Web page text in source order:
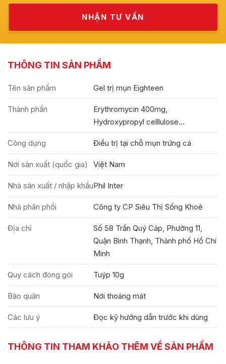
THÔNG TIN SẢN PHẨM
Tên sản phẩm Gel trị mụn Eighteen
Thành phần
Erythromycin 400mg,
Hydroxypropyl celllulose...
Công dụng Điều trị tại chỗ mụn trứng cá
Nơi sản xuất (quốc gia) Việt Nam
Nhà sản xuất / nhập khẩuPhil Inter
Nhà phân phối Công ty CP Siêu Thị Sống Khoẻ
Địa chỉ
Số 58 Trần Quý Cáp, Phường 11,
Quận Bình Thạnh, Thành phố Hồ Chí
Minh
Quy cách đóng gói Tuýp 10g
Bảo quản Nơi thoáng mát
Các lưu ý Đọc kỹ hướng dẫn trước khi dùng
THÔNG TIN THAM KHẢO THÊM VỀ SẢN PHẨM